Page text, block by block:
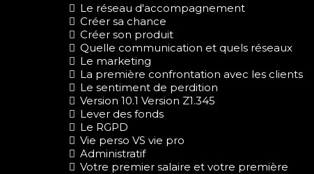
Le réseau d'accompagnement
Créer sa chance
Créer son produit
Quelle communication et quels réseaux
Le marketing
La première confrontation avec les clients
Le sentiment de perdition
Version 10.1 Version Z1.345
Lever des fonds
Le RGPD
Vie perso VS vie pro
Administratif
Votre premier salaire et votre première